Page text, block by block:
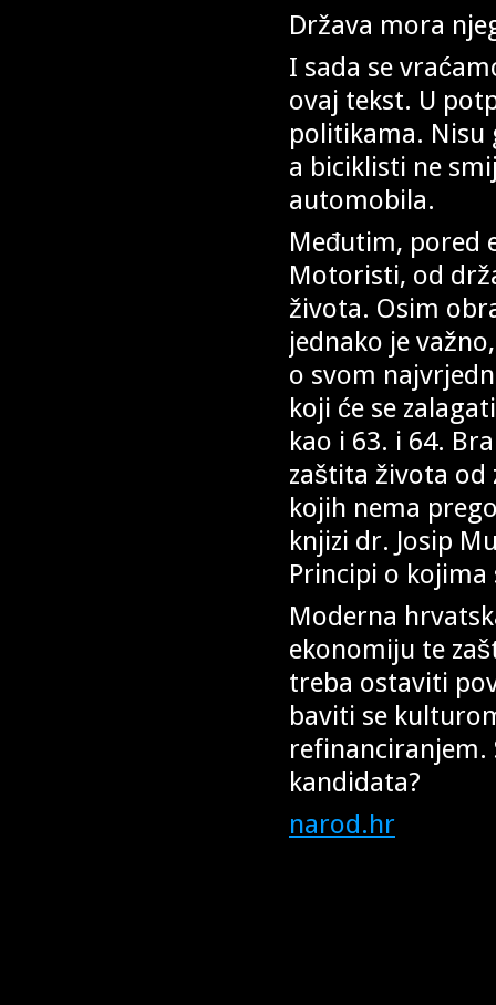
Država mora
I sada se
ovaj tekst. U
politikama. Nisu
a biciklisti ne
automobila.
Međutim, pored
Motoristi, od
života. Osim
jednako je
o svom
koji će se
kao i 63. i 64.
zaštita života od
kojih nema
knjizi dr. Josip
Principi o kojima
Moderna
ekonomiju te
treba ostaviti
baviti se
refinanciranjem.
kandidata?
narod.hr